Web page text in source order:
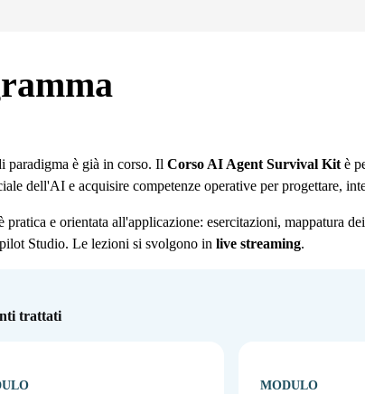
paradigma è già in corso. Il Corso AI Agent Survival Kit è
dell'AI e acquisire competenze operative per progettare,
pratica e orientata all'applicazione: esercitazioni, mappatura
Studio. Le lezioni si svolgono in live streaming.
trattati
MODULO